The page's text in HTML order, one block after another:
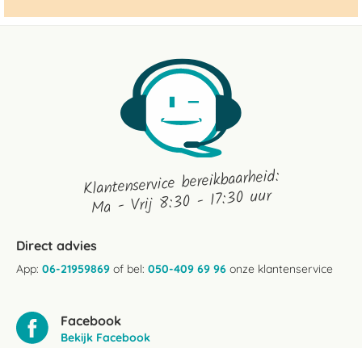
Klantenservice bereikbaarheid:
Ma - Vrij 8:30 - 17:30 uur
Direct advies
App: 06-21959869 of bel: 050-409 69 96 onze klantenservice
Facebook
Bekijk Facebook